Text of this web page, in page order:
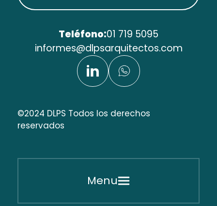
Menu
Teléfono:01 719 5095
informes@dlpsarquitectos.com
©2024 DLPS Todos los derechos
reservados